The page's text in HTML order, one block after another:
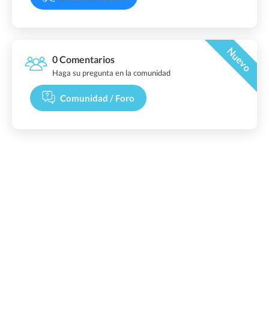
0 Comentarios Nuevo
Haga su pregunta en la comunidad
Comunidad / Foro